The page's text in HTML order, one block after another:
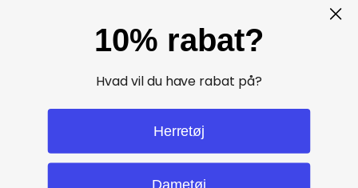
Hverdage fra kl. 10 - 16
10% rabat?
Hvad vil du have rabat på?
Herretøj